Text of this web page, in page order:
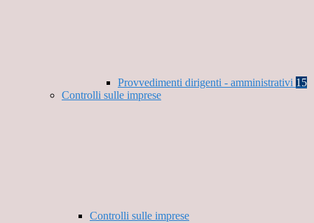
Provvedimenti dirigenti - amministrativi 15
Controlli sulle imprese
Controlli sulle imprese